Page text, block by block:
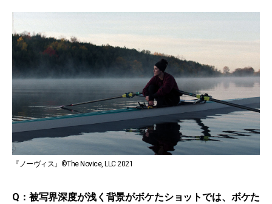
『ノーヴィス』©The Novice, LLC 2021
Q：被写界深度が浅く背景がボケたショットでは、ボケた